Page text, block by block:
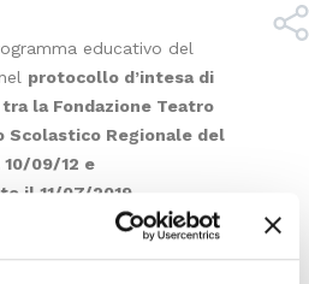
educativo del
protocollo d’intesa di
la Fondazione Teatro
Scolastico Regionale del
10/09/12 e
il 11/07/2019
di partecipazione